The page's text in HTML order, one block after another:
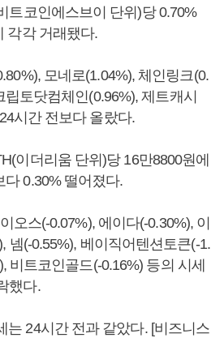
트코인에스브이 단위)당 0.70%
각각 거래됐다.
모네로(1.04%), 체인링크(0.
립토닷컴체인(0.96%), 제트캐시
시간 전보다 올랐다.
이더리움 단위)당 16만8800원에
0.30% 떨어졌다.
오스(-0.07%), 에이다(-0.30%), 이
넴(-0.55%), 베이직어텐션토큰(-1.
비트코인골드(-0.16%) 등의 시세
했다.
는 24시간 전과 같았다. [비즈니스